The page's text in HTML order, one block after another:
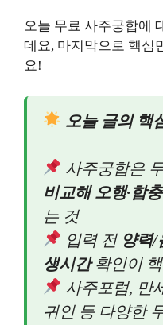
오늘 무료 사주궁합에
데요, 마지막으로 핵심
요!
오늘 글의 핵
사주궁합은
비교해 오행·합
는 것
입력 전 양력/
생시간확인이
사주포럼, 만
귀인 등 다양한